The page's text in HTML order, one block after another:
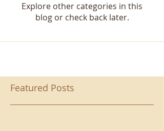
Explore other categories in this
blog or check back later.
Featured Posts